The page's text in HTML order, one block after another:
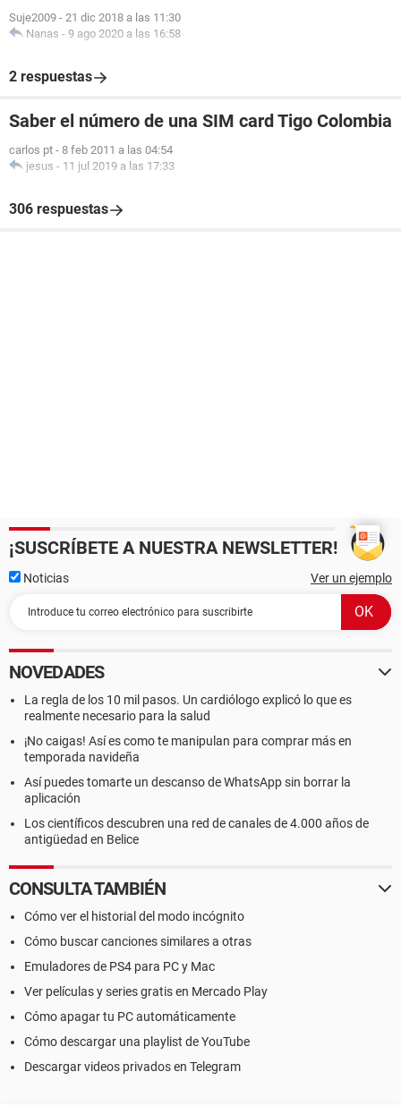
Suje2009 - 21 dic 2018 a las 11:30
Nanas - 9 ago 2020 a las 16:58
2 respuestas
Saber el número de una SIM card Tigo Colombia
carlos pt - 8 feb 2011 a las 04:54
jesus - 11 jul 2019 a las 17:33
306 respuestas
¡SUSCRÍBETE A NUESTRA NEWSLETTER!
Noticias Ver un ejemplo
NOVEDADES
La regla de los 10 mil pasos. Un cardiólogo explicó lo que es
realmente necesario para la salud
¡No caigas! Así es como te manipulan para comprar más en
temporada navideña
Así puedes tomarte un descanso de WhatsApp sin borrar la
aplicación
Los científicos descubren una red de canales de 4.000 años de
antigüedad en Belice
CONSULTA TAMBIÉN
Cómo ver el historial del modo incógnito
Cómo buscar canciones similares a otras
Emuladores de PS4 para PC y Mac
Ver películas y series gratis en Mercado Play
Cómo apagar tu PC automáticamente
Cómo descargar una playlist de YouTube
Descargar videos privados en Telegram